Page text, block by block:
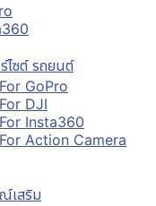
ไซต์ รถยนต์
GoPro
DJI
Insta360
Action Camera
เสริม